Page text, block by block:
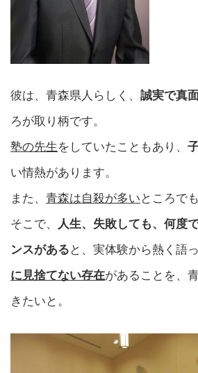
彼は、青森県人らしく、 誠実で真
ろが取り柄です。
塾の先生 をしていたこともあり、
い情熱があります。
また、 青森は自殺が多い ところで
そこで、 人生、失敗しても、何度
ンスがある と、実体験から熱く語
に見捨てない存在があることを、
きたいと。